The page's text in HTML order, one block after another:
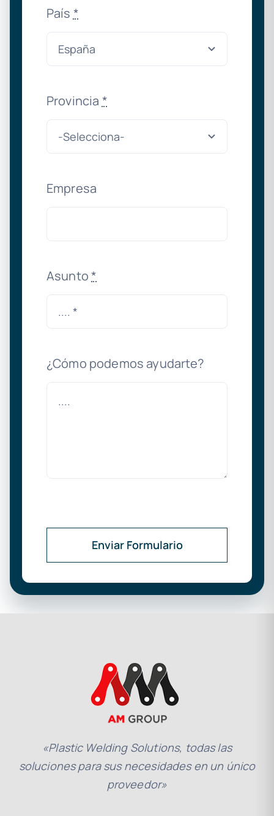
País *
Provincia *
Empresa
Asunto*
¿Cómo podemos ayudarte?
Enviar Formulario
«Plastic Welding Solutions, todas las
soluciones para sus necesidades en un único
proveedor»